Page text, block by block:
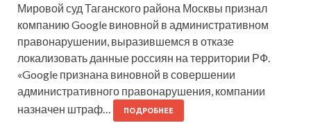
Мировой суд Таганского района Москвы признал
компанию Google виновной в административном
правонарушении, выразившемся в отказе
локализовать данные россиян на территории РФ.
«Google признана виновной в совершении
административного правонарушения, компании
назначен штраф…
ПОДРОБНЕЕ